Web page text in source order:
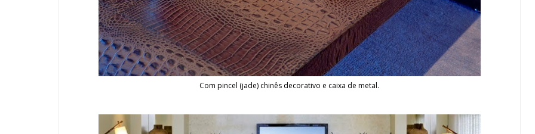
Com pincel (jade) chinês decorativo e caixa de metal.